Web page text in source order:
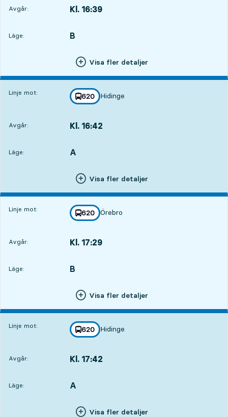
Avgår: Kl. 16:39
Läge:
LÄGE, B
,
Visa fler detaljer
Linje mot: linje
620
mot
Hidinge
,
Avgår: Kl. 16:42
Läge:
LÄGE, A
,
Visa fler detaljer
Linje mot: linje
620
mot
Örebro
,
Avgår: Kl. 17:29
Läge:
LÄGE, B
,
Visa fler detaljer
Linje mot: linje
620
mot
Hidinge
,
Avgår: Kl. 17:42
Läge:
LÄGE, A
,
Visa fler detaljer